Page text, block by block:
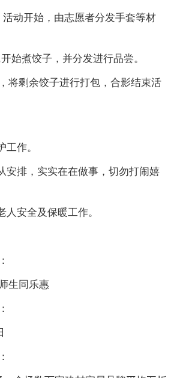
动开始，由志愿者分发手套等材
煮饺子，并分发进行品尝。
剩余饺子进行打包，合影结束活
作。
排，实实在在做事，切勿打闹嬉
安全及保暖工作。
生同乐惠